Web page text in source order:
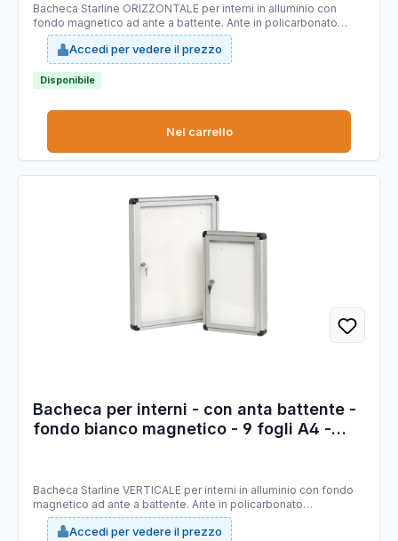
Bacheca Starline ORIZZONTALE per interni in alluminio con
fondo magnetico ad ante a battente. Ante in policarbonato
trasparente. Formato: 6xA4 Formato esterno: 700x650x45mm.
Profondità utile interna 35/40mm.
Accedi per vedere il prezzo
Disponibile
Nel carrello
Bacheca per interni - con anta battente -
fondo bianco magnetico - 9 fogli A4 -
Bacheca Starline VERTICALE per interni in alluminio con fondo
magnetico ad ante a battente. Ante in policarbonato
trasparente. Formato: 9xA4 Formato esterno: 700x1000x45mm.
Profondità utile interna 35/40mm.
Accedi per vedere il prezzo